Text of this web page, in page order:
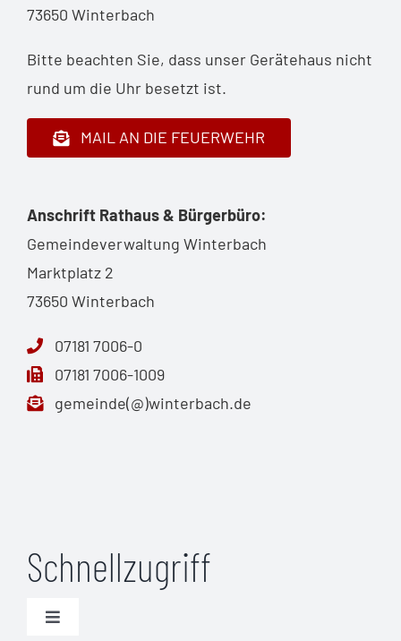
73650 Winterbach
Bitte beachten Sie, dass unser Gerätehaus nicht
rund um die Uhr besetzt ist.
MAIL AN DIE FEUERWEHR
Anschrift Rathaus & Bürgerbüro:
Gemeindeverwaltung Winterbach
Marktplatz 2
73650 Winterbach
07181 7006-0
07181 7006-1009
gemeinde(@)winterbach.de
Schnellzugriff
Toggle